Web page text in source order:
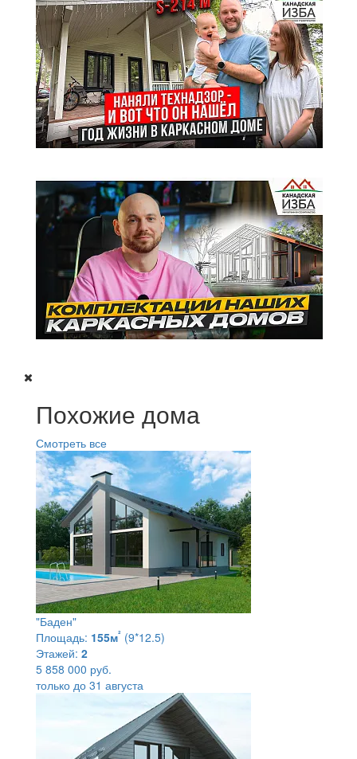
Похожие дома
Смотреть все
"Баден"
Площадь: 155м² (9*12.5)
Этажей: 2
5 858 000 руб.
только до 31 августа